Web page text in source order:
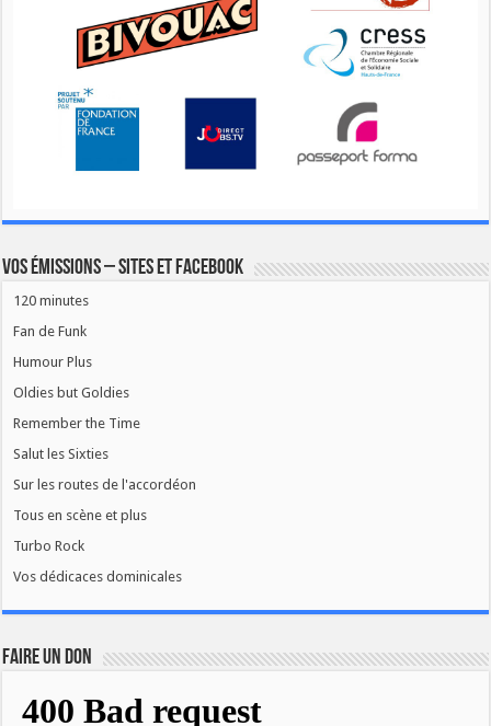
Vos émissions – Sites et Facebook
120 minutes
Fan de Funk
Humour Plus
Oldies but Goldies
Remember the Time
Salut les Sixties
Sur les routes de l'accordéon
Tous en scène et plus
Turbo Rock
Vos dédicaces dominicales
FAIRE UN DON